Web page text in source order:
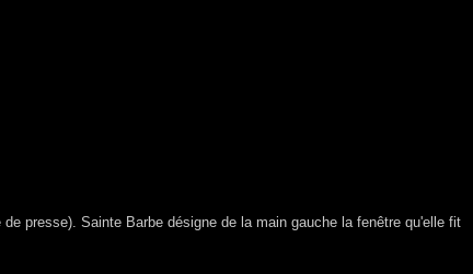
presse). Sainte Barbe désigne de la main gauche la fenêtre qu'elle fit